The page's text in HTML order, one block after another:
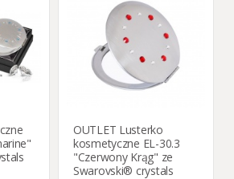
OUTLET Lusterko
kosmetyczne EL-30.3
"Czerwony Krąg" ze
Swarovski® crystals